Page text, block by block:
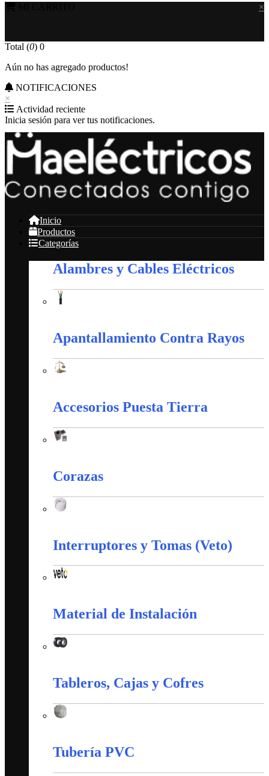
×
Total (0) 0
Aún no has agregado productos!
NOTIFICACIONES
×
Actividad reciente
Inicia sesión para ver tus notificaciones.
Inicio
Productos
Categorías
Alambres y Cables Eléctricos
Apantallamiento Contra Rayos
Accesorios Puesta Tierra
Corazas
Interruptores y Tomas (Veto)
Material de Instalación
Tableros, Cajas y Cofres
Tubería PVC